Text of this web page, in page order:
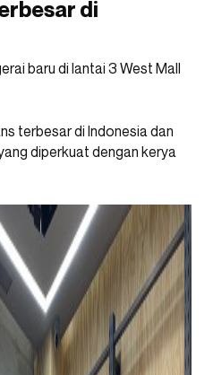
di
baru di lantai 3 West Mall
terbesar di Indonesia dan
diperkuat dengan kerya